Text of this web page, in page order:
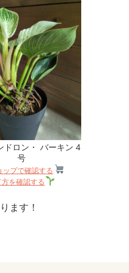
ドロン・ バーキン 4
号
ップで確認する
方を確認する
ます！